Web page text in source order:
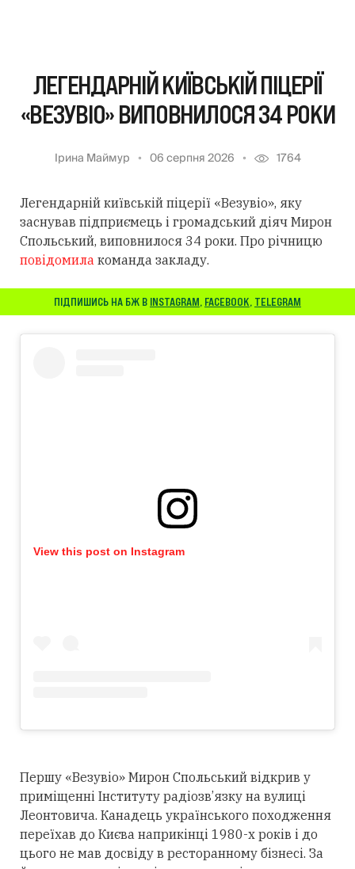
ЛЕГЕНДАРНІЙ КИЇВСЬКІЙ ПІЦЕРІЇ
«ВЕЗУВІО» ВИПОВНИЛОСЯ 34 РОКИ
Ірина Маймур 06 серпня 2026 1764
Легендарній київській піцерії «Везувіо», яку
заснував підприємець і громадський діяч Мирон
Спольський, виповнилося 34 роки. Про річницю
повідомила команда закладу.
ПІДПИШИСЬ НА БЖ В INSTAGRAM, FACEBOOK, TELEGRAM
View this post on Instagram
Першу «Везувіо» Мирон Спольський відкрив у
приміщенні Інституту радіозв’язку на вулиці
Леонтовича. Канадець українського походження
переїхав до Києва наприкінці 1980-х років і до
цього не мав досвіду в ресторанному бізнесі. За